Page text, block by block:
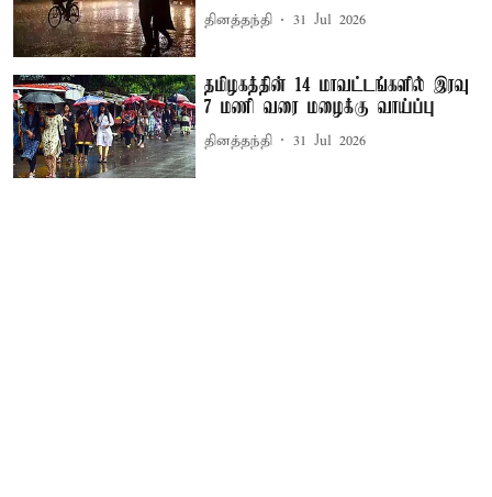
தினத்தந்தி 31 Jul 2026
தமிழகத்தின் 14 மாவட்டங்களில் இரவு
7 மணி வரை மழைக்கு வாய்ப்பு
தினத்தந்தி 31 Jul 2026